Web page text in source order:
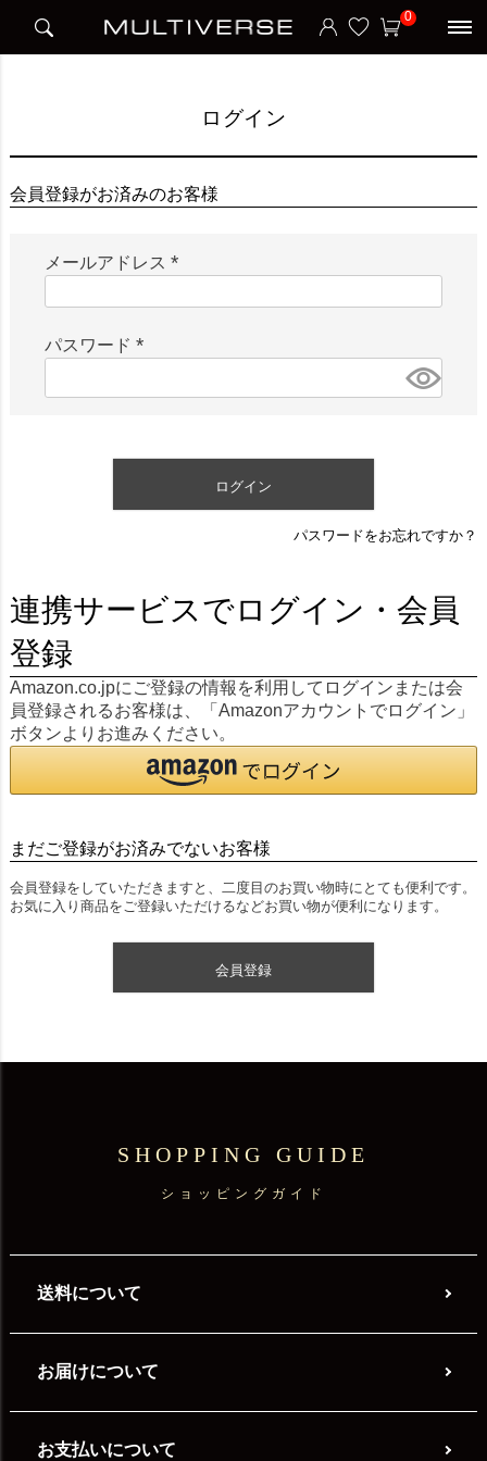
0
ログイン
会員登録がお済みのお客様
メールアドレス
必
パスワード
ログイン
パスワードをお忘れですか？
連携サービスでログイン・会員
登録
Amazon.co.jpにご登録の情報を利用してログインまたは会
員登録されるお客様は、「Amazonアカウントでログイン」
ボタンよりお進みください。
まだご登録がお済みでないお客様
会員登録をしていただきますと、二度目のお買い物時にとても便利です。
お気に入り商品をご登録いただけるなどお買い物が便利になります。
会員登録
SHOPPING GUIDE
ショッピングガイド
送料について
お届けについて
お支払いについて